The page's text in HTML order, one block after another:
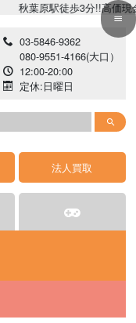
歩3分!!高価現金買取な
03-5846-9362
080-9551-4166(大口）
12:00-20:00
定休:日曜日
法人買取